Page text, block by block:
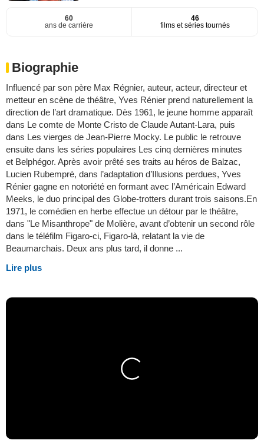
60
ans de carrière
46
films et séries tournés
Biographie
Influencé par son père Max Régnier, auteur, acteur, directeur et
metteur en scène de théâtre, Yves Rénier prend naturellement la
direction de l’art dramatique. Dès 1961, le jeune homme apparaît
dans Le comte de Monte Cristo de Claude Autant-Lara, puis
dans Les vierges de Jean-Pierre Mocky. Le public le retrouve
ensuite dans les séries populaires Les cinq dernières minutes
et Belphégor. Après avoir prêté ses traits au héros de Balzac,
Lucien Rubempré, dans l’adaptation d’Illusions perdues, Yves
Rénier gagne en notoriété en formant avec l’Américain Edward
Meeks, le duo principal des Globe-trotters durant trois saisons.En
1971, le comédien en herbe effectue un détour par le théâtre,
dans "Le Misanthrope" de Molière, avant d’obtenir un second rôle
dans le téléfilm Figaro-ci, Figaro-là, relatant la vie de
Beaumarchais. Deux ans plus tard, il donne ...
Lire plus